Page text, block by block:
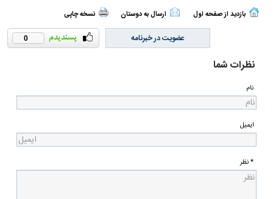
بازدید از صفحه اول ارسال به دوستان نسخه چاپی
0 عضویت در خبرنامه
نظرات شما
نام
ایمیل
* نظر